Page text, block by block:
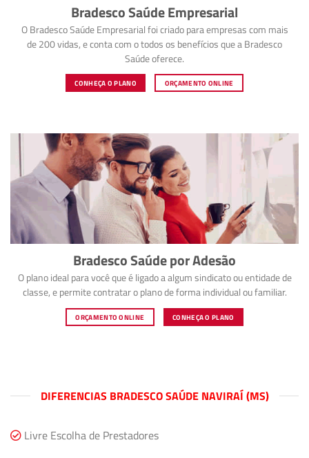
Bradesco Saúde Empresarial
O Bradesco Saúde Empresarial foi criado para empresas com mais
de 200 vidas, e conta com o todos os benefícios que a Bradesco
Saúde oferece.
CONHEÇA O PLANO ORÇAMENTO ONLINE
Bradesco Saúde por Adesão
O plano ideal para você que é ligado a algum sindicato ou entidade de
classe, e permite contratar o plano de forma individual ou familiar.
ORÇAMENTO ONLINE CONHEÇA O PLANO
DIFERENCIAS BRADESCO SAÚDE NAVIRAÍ (MS)
Livre Escolha de Prestadores